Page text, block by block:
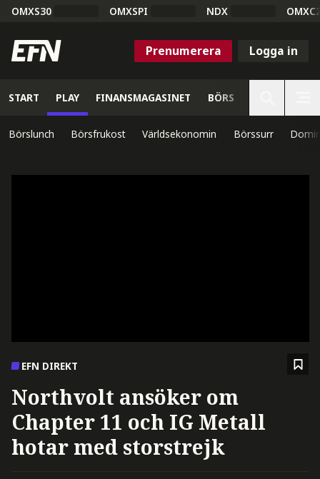
OMXS30 OMXSPI NDX
Prenumerera Logga in
START PLAY FINANSMAGASINET BÖRS
Börslunch Börsfrukost Världsekonomin Börssurr
EFN DIREKT
Northvolt ansöker om
Chapter 11 och IG Metall
hotar med storstrejk